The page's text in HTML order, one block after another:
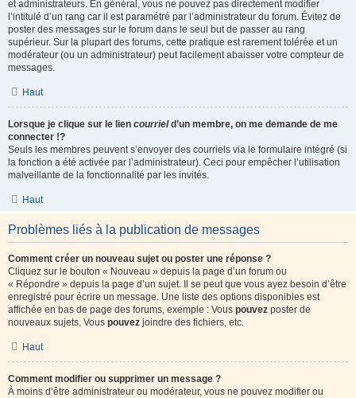
et administrateurs. En général, vous ne pouvez pas directement modifier
l’intitulé d’un rang car il est paramétré par l’administrateur du forum. Évitez de
poster des messages sur le forum dans le seul but de passer au rang
supérieur. Sur la plupart des forums, cette pratique est rarement tolérée et un
modérateur (ou un administrateur) peut facilement abaisser votre compteur de
messages.
Haut
Lorsque je clique sur le lien courrield’un membre, on me demande de me
connecter !?
Seuls les membres peuvent s’envoyer des courriels via le formulaire intégré (si
la fonction a été activée par l’administrateur). Ceci pour empêcher l’utilisation
malveillante de la fonctionnalité par les invités.
Haut
Problèmes liés à la publication de messages
Comment créer un nouveau sujet ou poster une réponse ?
Cliquez sur le bouton « Nouveau » depuis la page d’un forum ou
« Répondre » depuis la page d’un sujet. Il se peut que vous ayez besoin d’être
enregistré pour écrire un message. Une liste des options disponibles est
affichée en bas de page des forums, exemple : Vous pouvez poster de
nouveaux sujets, Vous pouvez joindre des fichiers, etc.
Haut
Comment modifier ou supprimer un message ?
À moins d’être administrateur ou modérateur, vous ne pouvez modifier ou